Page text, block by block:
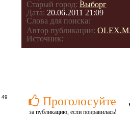
49
Старый город: Выборг
Дата: 20.06.2011 21:09
Слова для поиска:
Автор публикации:
Источник:
Проголосуйте
за публикацию, если понравилась!